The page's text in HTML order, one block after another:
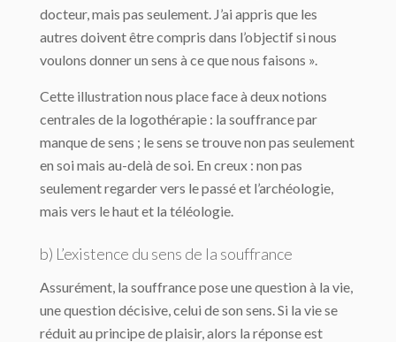
docteur, mais pas seulement. J’ai appris que les
autres doivent être compris dans l’objectif si nous
voulons donner un sens à ce que nous faisons ».
Cette illustration nous place face à deux notions
centrales de la logothérapie : la souffrance par
manque de sens ; le sens se trouve non pas seulement
en soi mais au-delà de soi. En creux : non pas
seulement regarder vers le passé et l’archéologie,
mais vers le haut et la téléologie.
b) L’existence du sens de la souffrance
Assurément, la souffrance pose une question à la vie,
une question décisive, celui de son sens. Si la vie se
réduit au principe de plaisir, alors la réponse est